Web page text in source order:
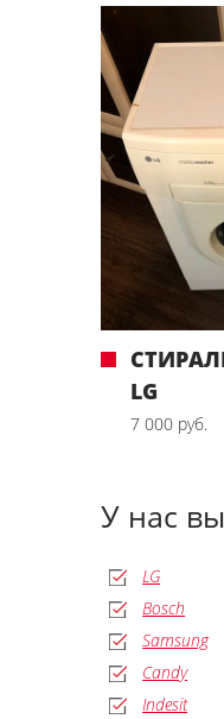
LG
7 000 руб.
У нас
LG
Bosch
Samsung
Candy
Indesit